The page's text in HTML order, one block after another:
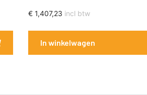
€1,407,23 incl btw
In winkelwagen